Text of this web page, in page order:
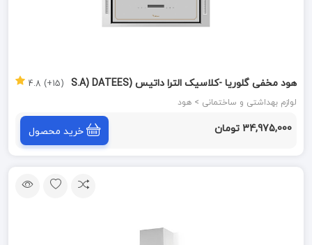
هود مخفی گلوریا -کلاسیک الترا داتیس (S.A) DATEES
لوازم بهداشتی و ساختمانی > هود
(15+) 4.8
34,975,000 تومان خرید محصول